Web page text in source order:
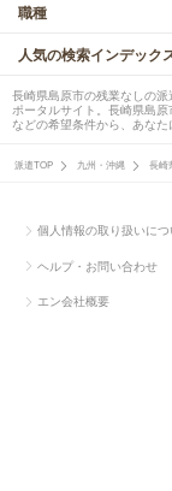
職種
人気の検索インデック
長崎県島原市の残業なしの
ポータルサイト。長崎県島
などの希望条件から、あなた
派遣TOP 九州・沖縄 長崎
個人情報の取り扱いにつ
ヘルプ・お問い合わせ
エン会社概要